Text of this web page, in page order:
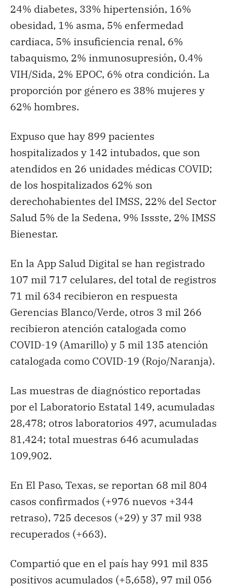
24% diabetes, 33% hipertensión, 16%
obesidad, 1% asma, 5% enfermedad
cardiaca, 5% insuficiencia renal, 6%
tabaquismo, 2% inmunosupresión, 0.4%
VIH/Sida, 2% EPOC, 6% otra condición. La
proporción por género es 38% mujeres y
62% hombres.
Expuso que hay 899 pacientes
hospitalizados y 142 intubados, que son
atendidos en 26 unidades médicas COVID;
de los hospitalizados 62% son
derechohabientes del IMSS, 22% del Sector
Salud 5% de la Sedena, 9% Issste, 2% IMSS
Bienestar.
En la App Salud Digital se han registrado
107 mil 717 celulares, del total de registros
71 mil 634 recibieron en respuesta
Gerencias Blanco/Verde, otros 3 mil 266
recibieron atención catalogada como
COVID-19 (Amarillo) y 5 mil 135 atención
catalogada como COVID-19 (Rojo/Naranja).
Las muestras de diagnóstico reportadas
por el Laboratorio Estatal 149, acumuladas
28,478; otros laboratorios 497, acumuladas
81,424; total muestras 646 acumuladas
109,902.
En El Paso, Texas, se reportan 68 mil 804
casos confirmados (+976 nuevos +344
retraso), 725 decesos (+29) y 37 mil 938
recuperados (+663).
Compartió que en el país hay 991 mil 835
positivos acumulados (+5,658), 97 mil 056